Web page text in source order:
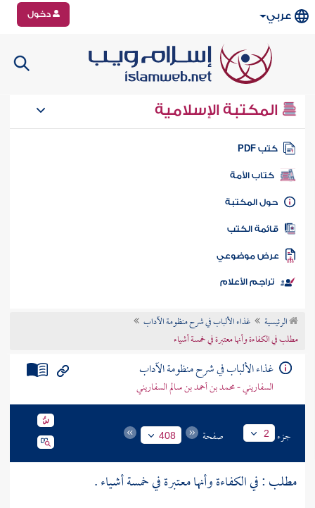
عربي دخول
المكتبة الإسلامية
كتب PDF
كتاب الأمة
المكتبة
الكتب
موضوعي
تراجم الأعلام
الرئيسية
غذاء الألباب في شرح منظومة الآداب
مطلب في الكفاءة وأنها معتبرة في خمسة أشياء
غذاء الألباب في شرح منظومة الآداب
السفاريني - محمد بن أحمد بن سالم السفاريني
جزء 2 صفحة 408
مطلب : في الكفاءة وأنها معتبرة في خمسة أشياء .